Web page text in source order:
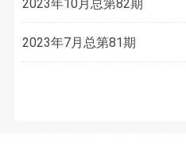
2023年10月总第82期
2023年7月总第81期